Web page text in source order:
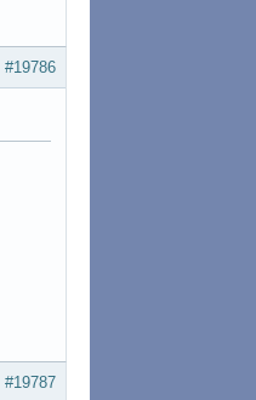
#19786
#19787